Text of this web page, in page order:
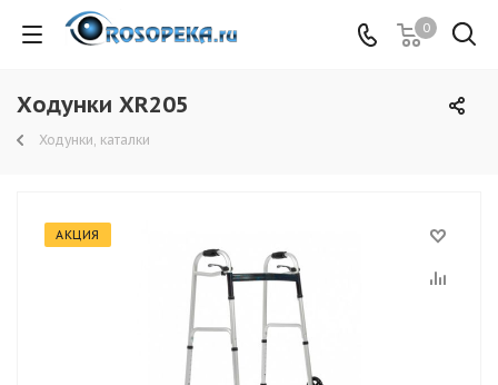
0
Ходунки XR205
Ходунки, каталки
АКЦИЯ